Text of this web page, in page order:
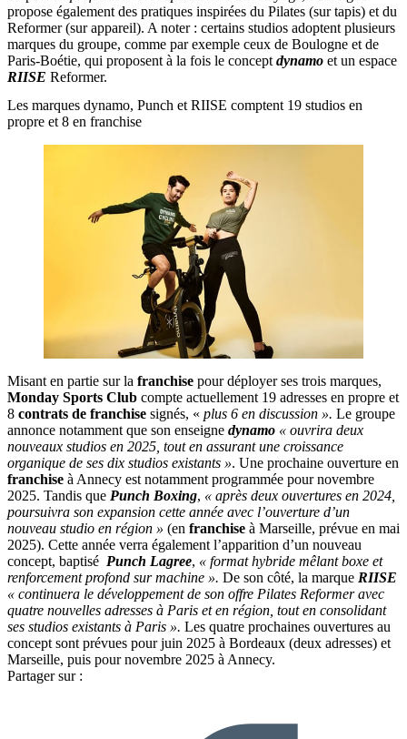
propose également des pratiques inspirées du Pilates (sur tapis) et du
Reformer (sur appareil). A noter : certains studios adoptent plusieurs
marques du groupe, comme par exemple ceux de Boulogne et de
Paris-Boétie, qui proposent à la fois le concept dynamo et un espace
RIISE Reformer.
Les marques dynamo, Punch et RIISE comptent 19 studios en
propre et 8 en franchise
Misant en partie sur la franchise pour déployer ses trois marques,
Monday Sports Club compte actuellement 19 adresses en propre et
8 contrats de franchise signés, « plus 6 en discussion ». Le groupe
annonce notamment que son enseigne dynamo « ouvrira deux
nouveaux studios en 2025, tout en assurant une croissance
organique de ses dix studios existants ». Une prochaine ouverture en
franchise à Annecy est notamment programmée pour novembre
2025. Tandis que Punch Boxing, « après deux ouvertures en 2024,
poursuivra son expansion cette année avec l’ouverture d’un
nouveau studio en région » (en franchise à Marseille, prévue en mai
2025). Cette année verra également l’apparition d’un nouveau
concept, baptisé Punch Lagree, « format hybride mêlant boxe et
renforcement profond sur machine ». De son côté, la marque RIISE
« continuera le développement de son offre Pilates Reformer avec
quatre nouvelles adresses à Paris et en région, tout en consolidant
ses studios existants à Paris ». Les quatre prochaines ouvertures au
concept sont prévues pour juin 2025 à Bordeaux (deux adresses) et
Marseille, puis pour novembre 2025 à Annecy.
Partager sur :